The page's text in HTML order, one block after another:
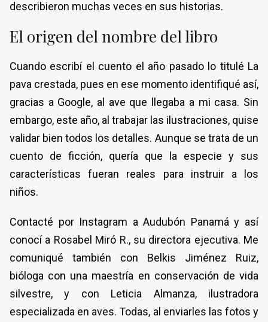
describieron muchas veces en sus historias.
El origen del nombre del libro
Cuando escribí el cuento el año pasado lo titulé La
pava crestada, pues en ese momento identifiqué así,
gracias a Google, al ave que llegaba a mi casa. Sin
embargo, este año, al trabajar las ilustraciones, quise
validar bien todos los detalles. Aunque se trata de un
cuento de ficción, quería que la especie y sus
características fueran reales para instruir a los
niños.
Contacté por Instagram a Audubón Panamá y así
conocí a Rosabel Miró R., su directora ejecutiva. Me
comuniqué también con Belkis Jiménez Ruiz,
bióloga con una maestría en conservación de vida
silvestre, y con Leticia Almanza, ilustradora
especializada en aves. Todas, al enviarles las fotos y